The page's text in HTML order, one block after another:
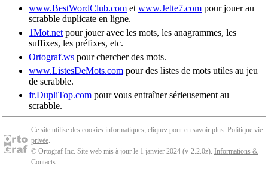
www.BestWordClub.com et www.Jette7.com pour jouer au
scrabble duplicate en ligne.
1Mot.net pour jouer avec les mots, les anagrammes, les
suffixes, les préfixes, etc.
Ortograf.ws pour chercher des mots.
www.ListesDeMots.com pour des listes de mots utiles au jeu
de scrabble.
fr.DupliTop.com pour vous entraîner sérieusement au
scrabble.
Ce site utilise des cookies informatiques, cliquez pour en savoir plus. Politique vie
privée.
© Ortograf Inc. Site web mis à jour le 1 janvier 2024 (v-2.2.0z). Informations &
Contacts.